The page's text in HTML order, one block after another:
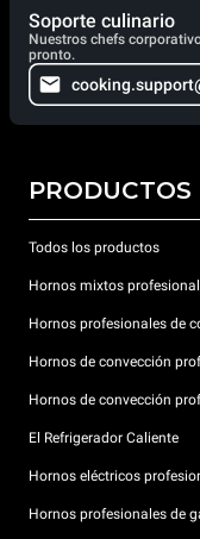
Soporte culinario
Nuestros chefs
pronto.
PRODUCTOS
Todos los productos
Hornos mixtos
Hornos profesionales de
Hornos de convección
Hornos de convección
El Refrigerador Caliente
Hornos eléctricos
Hornos profesionales de